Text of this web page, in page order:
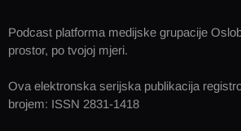
Podcast platforma medijske grupacije
prostor, po tvojoj mjeri.
Ova elektronska serijska publikacija
brojem: ISSN 2831-1418